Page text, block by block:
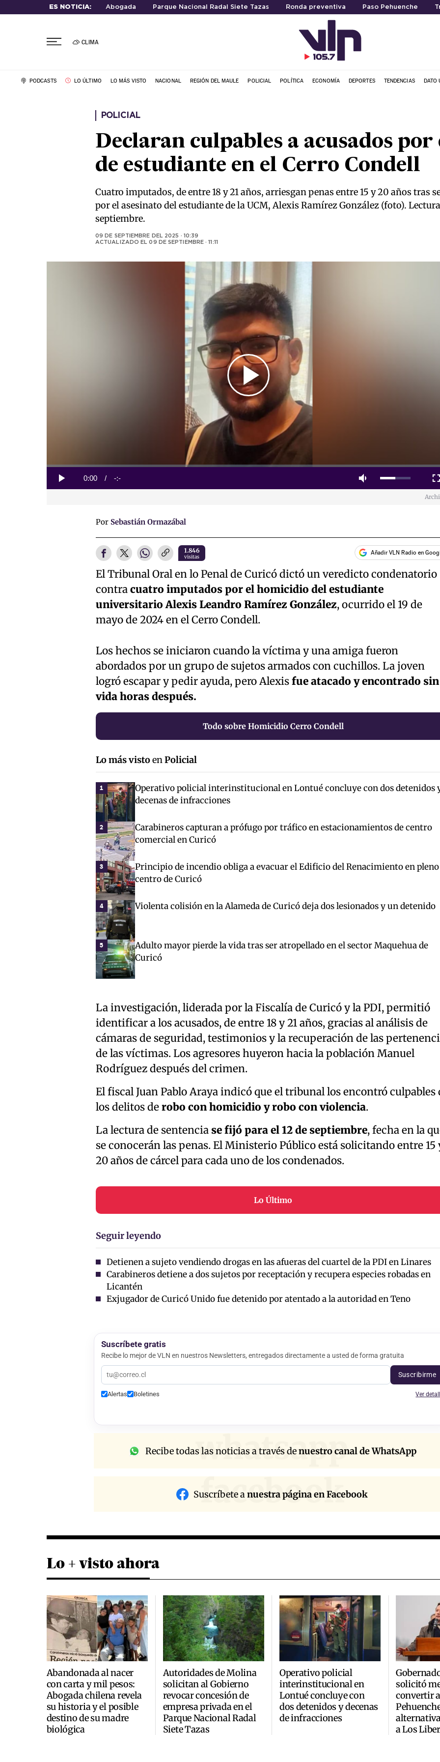
ES NOTICIA: Abogada Parque Nacional Radal Siete Tazas Ronda preventiva Paso Pehuenche
CLIMA
PODCASTS LO ÚLTIMO LO MÁS VISTO NACIONAL REGIÓN DEL MAULE POLICIAL POLÍTICA ECONOMÍA DEPORTES TENDENCIAS DATO
POLICIAL
Declaran culpables a acusados
de estudiante en el Cerro Condell
Cuatro imputados, de entre 18 y 21 años, arriesgan penas entre 15 y 20 años tras
por el asesinato del estudiante de la UCM, Alexis Ramírez González (foto).
septiembre.
09 DE SEPTIEMBRE DEL 2025 · 10:39
ACTUALIZADO EL09 DE SEPTIEMBRE · 11:11
Play
Video
Play Mute
Current
0:00 / Duration
-:-
Loaded:
Por Sebastián Ormazábal
1.846
visitas
Añadir VLN Radio en
El Tribunal Oral en lo Penal de Curicó dictó un veredicto condenatorio
contracuatro imputados por el homicidio del estudiante
universitario Alexis Leandro Ramírez González, ocurrido el 19 de
mayo de 2024 en el Cerro Condell.
Los hechos se iniciaron cuando la víctima y una amiga fueron
abordados por un grupo de sujetos armados con cuchillos. La joven
logró escapar y pedir ayuda, pero Alexisfue atacado y encontrado sin
vida horas después.
Todo sobre Homicidio Cerro Condell
Lo más vistoenPolicial
1
Operativo policial interinstitucional en Lontué concluye con dos detenidos
decenas de infracciones
2
Carabineros capturan a prófugo por tráfico en estacionamientos de centro
comercial en Curicó
3
Principio de incendio obliga a evacuar el Edificio del Renacimiento en pleno
centro de Curicó
4 Violenta colisión en la Alameda de Curicó deja dos lesionados y un detenido
5
Adulto mayor pierde la vida tras ser atropellado en el sector Maquehua de
Curicó
La investigación, liderada por la Fiscalía de Curicó y la PDI, permitió
identificar a los acusados, de entre 18 y 21 años, gracias al análisis de
cámaras de seguridad, testimonios y la recuperación de las
de las víctimas. Los agresores huyeron hacia la población Manuel
Rodríguez después del crimen.
El fiscal Juan Pablo Araya indicó que el tribunal los encontró culpables
los delitos derobo con homicidio y robo con violencia.
La lectura de sentencia se fijó para el 12 de septiembre, fecha en la
se conocerán las penas. El Ministerio Público está solicitando entre 15
20 años de cárcel para cada uno de los condenados.
Lo Último
Seguir leyendo
Detienen a sujeto vendiendo drogas en las afueras del cuartel de la PDI en Linares
Carabineros detiene a dos sujetos por receptación y recupera especies robadas en
Licantén
Exjugador de Curicó Unido fue detenido por atentado a la autoridad en Teno
Suscríbete gratis
Recibe lo mejor de VLN en nuestros Newsletters, entregados directamente a usted de forma gratuita
Suscribirme
Alertas Boletines Ver
whatsapp
Recibe todas las noticias a través denuestro canal de WhatsApp
facebook
Suscríbete anuestra página en Facebook
Lo + visto ahora
Abandonada al nacer
con carta y mil pesos:
Abogada chilena revela
su historia y el posible
destino de su madre
biológica
Autoridades de Molina
solicitan al Gobierno
revocar concesión de
empresa privada en el
Parque Nacional Radal
Siete Tazas
Operativo policial
interinstitucional en
Lontué concluye con
dos detenidos y decenas
de infracciones
solicitó
convertir
a Los